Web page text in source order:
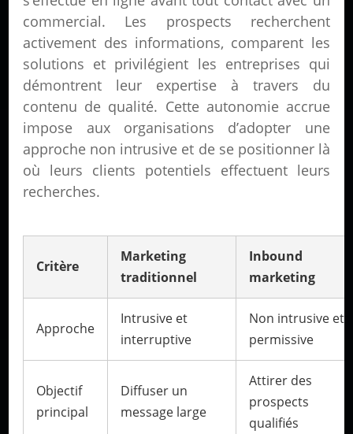
commercial. Les prospects recherchent
activement des informations, comparent les
solutions et privilégient les entreprises qui
démontrent leur expertise à travers du
contenu de qualité. Cette autonomie accrue
impose aux organisations d’adopter une
approche non intrusive et de se positionner là
où leurs clients potentiels effectuent leurs
recherches.
Critère
Marketing
traditionnel
Inbound
marketing
Approche
Intrusive et
interruptive
Non intrusive et
permissive
Objectif
principal
Diffuser un
message large
Attirer des
prospects
qualifiés